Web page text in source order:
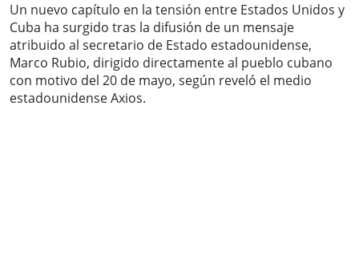
Un nuevo capítulo en la tensión entre Estados Unidos y
Cuba ha surgido tras la difusión de un mensaje
atribuido al secretario de Estado estadounidense,
Marco Rubio, dirigido directamente al pueblo cubano
con motivo del 20 de mayo, según reveló el medio
estadounidense Axios.